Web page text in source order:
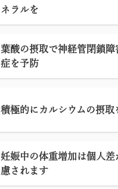
ネラルを
葉酸の摂取で神経管閉鎖障
症を予防
積極的にカルシウムの摂取
妊娠中の体重増加は個人差
慮されます